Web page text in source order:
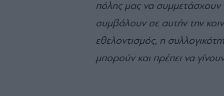
πόλης μας να
συμβάλουν σε αυτήν την
εθελοντισμός, η
μπορούν και πρέπει να